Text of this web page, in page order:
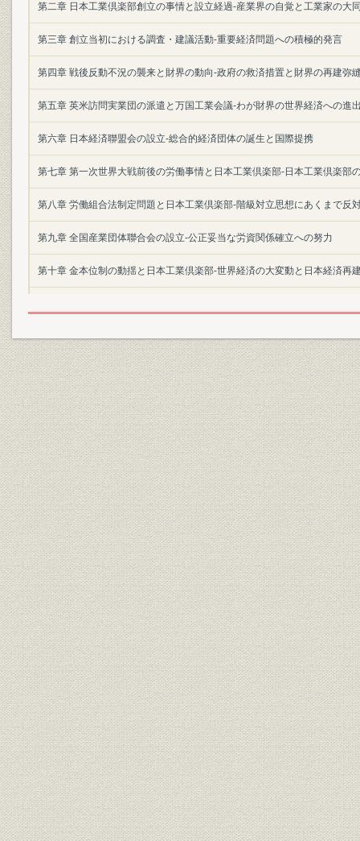
第二章 日本工業倶楽部創立の事情と設立経過-産業界の自覚と工業家の大
第三章 創立当初における調査・建議活動-重要経済問題への積極的発言
第四章 戦後反動不況の襲来と財界の動向-政府の救済措置と財界の再建弥
第五章 英米訪問実業団の派遣と万国工業会議-わが財界の世界経済への進
第六章 日本経済聯盟会の設立-総合的経済団体の誕生と国際提携
第七章 第一次世界大戦前後の労働事情と日本工業倶楽部-日本工業倶楽部
第八章 労働組合法制定問題と日本工業倶楽部-階級対立思想にあくまで反
第九章 全国産業団体聯合会の設立-公正妥当な労資関係確立への努力
第十章 金本位制の動揺と日本工業倶楽部-世界経済の大変動と日本経済再
する日本工業倶楽部の協力
第十二章 非常時局の進展と日本工業倶楽部-苦悩の中に最善を尽した経済
第十三章 太平洋戦争と日本工業倶楽部-時局への諦観と戦争協力
第十四章 連合軍の対日占領政策と日本工業倶楽部-財界再建と日本工業倶
第十五章 経済諸団体の動揺と日本工業倶楽部-占領行政即応態勢の整備
第十六章 戦後の財界事情と日本工業倶楽部-日本工業倶楽部が担った新し
第十七章 講和条約・経済復興と日本工業倶楽部-その変遷の概観と経済団
第十八章 財界の共同事業と日本工業倶楽部-戦後における主なもの
第十九章 経済の高度成長と日本工業倶楽部-経済諸団体の発展と経団連会
第二十章 日本工業倶楽部五十年の歩みの要約と今後の使命-時代の激動に
た創立精神
付録
主要参考図書
年表(主要関係事項を含む)
人名索引